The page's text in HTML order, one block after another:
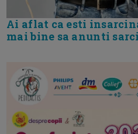
Ai aflat ca esti
mai bine sa anunti